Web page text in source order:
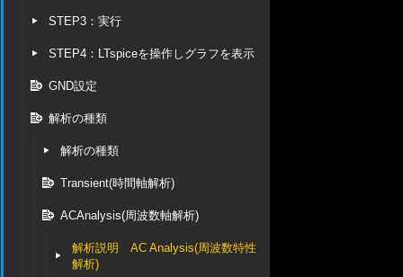
STEP3：実行
STEP4：LTspiceを操作しグラフを表示
GND設定
解析の種類
解析の種類
Transient(時間軸解析)
ACAnalysis(周波数軸解析)
解析説明 AC Analysis(周波数特性
解析)